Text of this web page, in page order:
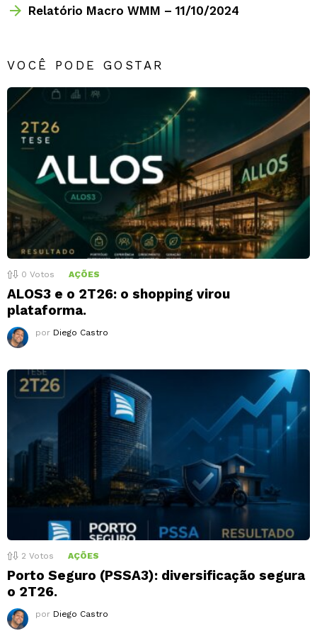
Relatório Macro WMM – 11/10/2024
VOCÊ PODE GOSTAR
0 Votos AÇÕES
ALOS3 e o 2T26: o shopping virou
plataforma.
por Diego Castro
2 Votos AÇÕES
Porto Seguro (PSSA3): diversificação segura
o 2T26.
por Diego Castro